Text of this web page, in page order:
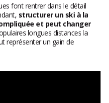
font rentrer dans le détail
structurer un ski à la
et peut changer
longues distances la
représenter un gain de